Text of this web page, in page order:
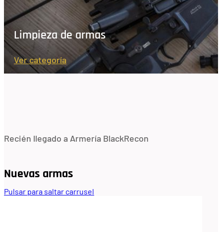
Limpieza de armas
Ver categoría
Recién llegado a Armería BlackRecon
Nuevas armas
Pulsar para saltar carrusel